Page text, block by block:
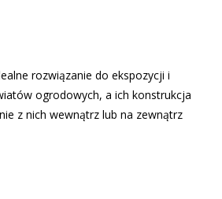
rozwiązanie do ekspozycji i
ogrodowych, a ich konstrukcja
z nich wewnątrz lub na zewnątrz